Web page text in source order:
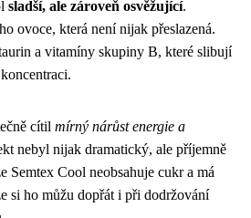
sladší, ale zároveň osvěžující.
ovoce, která není nijak přeslazená.
a vitamíny skupiny B, které slibují
cítil mírný nárůst energie a
nebyl nijak dramatický, ale příjemně
Semtex Cool neobsahuje cukr a má
si ho můžu dopřát i při dodržování